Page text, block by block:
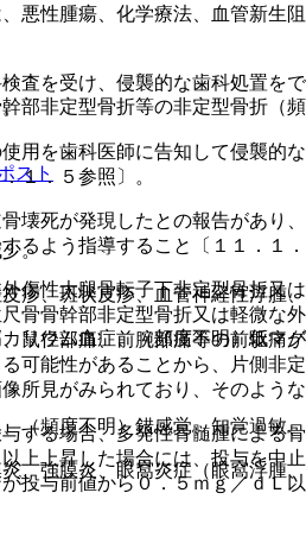
性腫瘍、化学療法、血管新生
を受け、侵襲的な歯科処置を
を歯科医師に告知して侵襲的
１．５参照〕。
死が発現したとの報告があり
るよう指導すること〔１１．１．
性大腿骨転子下非定型骨折又
骨幹部非定型骨折又は軽微な
径部痛、前腕部痛等の前駆痛
能性があることから、片側非
見がみられており、そのよう
る場合、多発性骨髄腫による
上昇した場合には、投与を中
与前値から０．５ｍｇ／ｄＬ
非定型骨折等の非定型骨折（頻
。
疹、斑状皮疹、血管神経性浮腫
ウム血症、（頻度不明）低マ
（頻度不明）錯感覚、知覚過敏
、強膜炎、眼窩炎症（眼窩浮腫
スト